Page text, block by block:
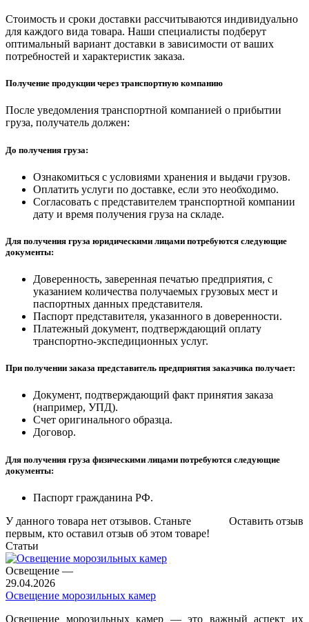
Стоимость и сроки доставки рассчитываются индивидуально
для каждого вида товара. Наши специалисты подберут
оптимальный вариант доставки в зависимости от ваших
потребностей и характеристик заказа.
Получение продукции через транспортную компанию
После уведомления транспортной компанией о прибытии
груза, получатель должен:
До получения груза:
Ознакомиться с условиями хранения и выдачи грузов.
Оплатить услуги по доставке, если это необходимо.
Согласовать с представителем транспортной компании
дату и время получения груза на складе.
Для получения груза юридическими лицами потребуются следующие
документы:
Доверенность, заверенная печатью предприятия, с
указанием количества получаемых грузовых мест и
паспортных данных представителя.
Паспорт представителя, указанного в доверенности.
Платежный документ, подтверждающий оплату
транспортно-экспедиционных услуг.
При получении заказа представитель предприятия заказчика получает:
Документ, подтверждающий факт принятия заказа
(например, УПД).
Счет оригинального образца.
Договор.
Для получения груза физическими лицами потребуются следующие
документы:
Паспорт гражданина РФ.
Оставить отзыв
У данного товара нет отзывов. Станьте
первым, кто оставил отзыв об этом товаре!
Статьи
Освещение —
29.04.2026
Освещение морозильных камер
Освещение морозильных камер — это важный аспект их